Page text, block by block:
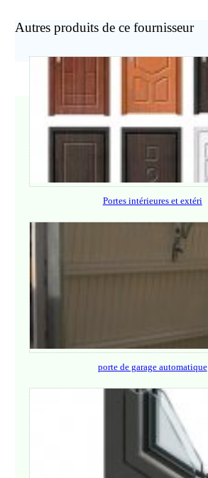
Autres produits de ce fournisseur
Portes intérieures et extéri
porte de garage automatique